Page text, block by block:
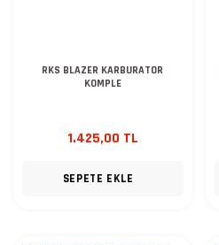
RKS BLAZER KARBURATOR
KOMPLE
1.425,00 TL
SEPETE EKLE